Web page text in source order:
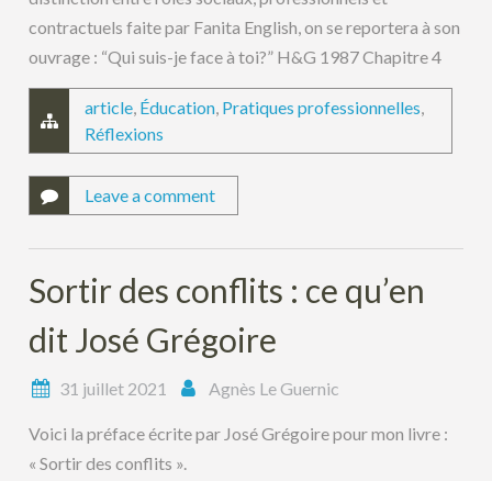
contractuels faite par Fanita English, on se reportera à son
ouvrage : “Qui suis-je face à toi?” H&G 1987 Chapitre 4
article, Éducation, Pratiques professionnelles,
Réflexions
Leave a comment
Sortir des conflits : ce qu’en
dit José Grégoire
31 juillet 2021 Agnès Le Guernic
Voici la préface écrite par José Grégoire pour mon livre :
« Sortir des conflits ».